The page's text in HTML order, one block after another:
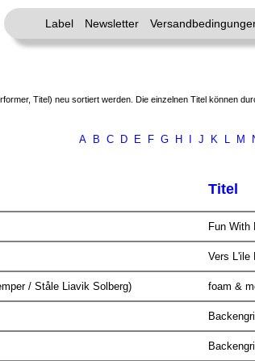
Label Newsletter
Titel) neu sortiert werden. Die einzelnen Titel können
A B C D E F G H J K L M
Titel
Fun With
Vers L'ile
/ Ståle Liavik Solberg) foam &